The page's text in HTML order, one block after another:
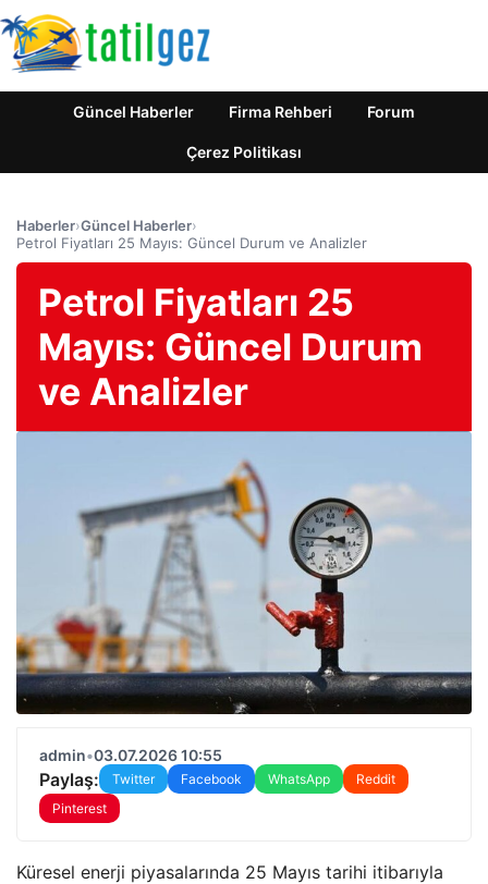
Güncel Haberler Firma Rehberi Forum
Çerez Politikası
Haberler›Güncel Haberler›
Petrol Fiyatları 25 Mayıs: Güncel Durum ve Analizler
Petrol Fiyatları 25
Mayıs: Güncel Durum
ve Analizler
admin•03.07.2026 10:55
Paylaş: Twitter Facebook WhatsApp
Reddit
Pinterest
Küresel enerji piyasalarında 25 Mayıs tarihi itibarıyla